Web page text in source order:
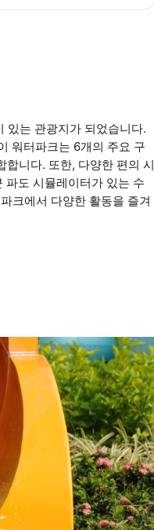
있는 관광지가 되었습니다.
워터파크는 6개의 주요 구
니다. 또한, 다양한 편의 시
파도 시뮬레이터가 있는 수
크에서 다양한 활동을 즐겨